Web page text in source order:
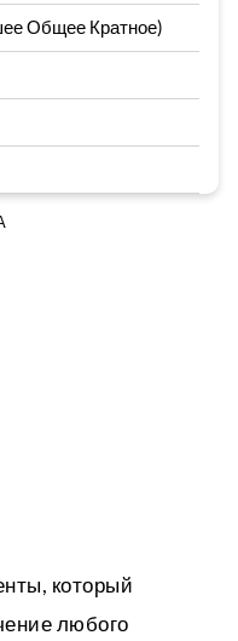
Общее Кратное)
который
любого